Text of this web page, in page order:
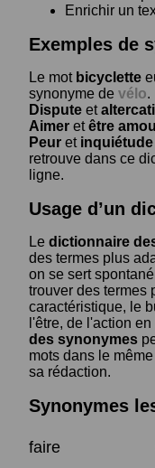
Enrichir un
Exemples de
Le mot bicyclette
synonyme de vélo.
Dispute et
Aimer etêtre
Peur et inquiétude
retrouve dans ce
ligne.
Usage d’un
Le dictionnaire
des termes plus
on se sert
trouver des termes
caractéristique, le
l'être, de l'action
des synonymes
mots dans le
sa rédaction.
Synonymes
faire